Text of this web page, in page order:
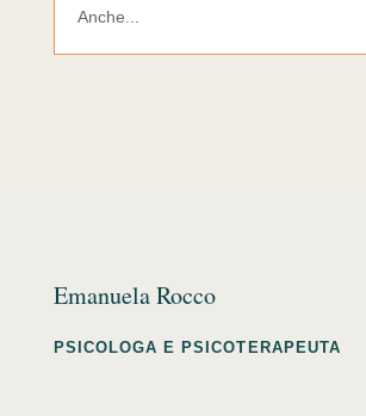
Anche...
Emanuela Rocco
PSICOLOGA E PSICOTERAPEUTA